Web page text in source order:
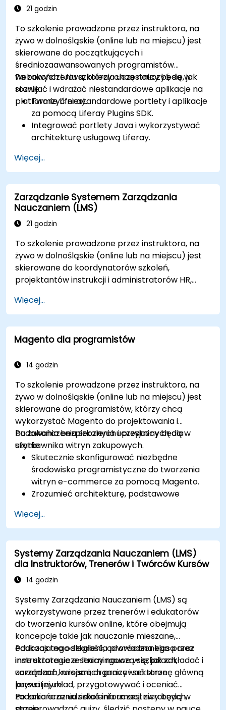
21 godzin
To szkolenie prowadzone przez instruktora, na
żywo w dolnośląskie (online lub na miejscu) jest
skierowane do początkujących i
średniozaawansowanych programistów
webowych i Java, którzy chcą nauczyć się, jak
rozwijać i wdrażać niestandardowe aplikacje na
platformie Liferay.
Po zakończeniu szkolenia uczestnicy będą w
stanie:
Tworzyć niestandardowe portlety i aplikacje
za pomocą Liferay Plugins SDK.
Integrować portlety Java i wykorzystywać
architekturę usługową Liferay.
motywów i szablonów układu.
Używać Liferay Developer Studio do rozwoju i
wdrażania.
Stosować najlepsze praktyki w rozwoju
Liferay, aby tworzyć wydajne i łatwe w
utrzymaniu aplikacje.
Więcej...
Zarządzanie Systemem Zarządzania
Nauczaniem (LMS)
21 godzin
To szkolenie prowadzone przez instruktora, na
żywo w dolnośląskie (online lub na miejscu) jest
skierowane do koordynatorów szkoleń,
projektantów instrukcji i administratorów HR,
zarządzanie użytkownikami i rolami, tworzenie
kursów, śledzenie, raportowanie oraz najlepsze
praktyki przygotowania do certyfikacji.
Więcej...
Magento dla programistów
14 godzin
To szkolenie prowadzone przez instruktora, na
żywo w dolnośląskie (online lub na miejscu) jest
skierowane do programistów, którzy chcą
wykorzystać Magento do projektowania i
budowania bezpiecznych i przyjaznych dla
użytkownika witryn zakupowych.
Po zakończeniu szkolenia uczestnicy będą w
stanie:
Skutecznie skonfigurować niezbędne
środowisko programistyczne do tworzenia
witryn e-commerce za pomocą Magento.
Zrozumieć architekturę, podstawowe
Magento.
Rozwijać funkcjonalny i solidny sklep
internetowy poprzez dostosowywanie
komponentów i modułów Magento.
Wdrożyć praktyki zwiększające
bezpieczeństwo w Magento, aby zmniejszyć
cyberzagrożenia.
Więcej...
Systemy Zarządzania Nauczaniem (LMS)
dla Instruktorów, Trenerów i Twórców Kursów
14 godzin
Systemy Zarządzania Nauczaniem (LMS) są
wykorzystywane przez trenerów i edukatorów
do tworzenia kursów online, które obejmują
koncepcje takie jak nauczanie mieszane,
edukacja na odległość, odwrócona klasa oraz
inne strategie e-learningowe w szkołach,
uczelniach, miejscach pracy i sektorze
prywatnym.
Podczas tego szkolenia prowadzonego przez
instruktora uczestnicy nauczą się, jak zakładać i
zarządzać kursami, organizować stronę główną
kursu i jej układ, przygotowywać i oceniać
zadania oraz udzielać informacji zwrotnych,
Po zakończeniu szkolenia uczestnicy będą w